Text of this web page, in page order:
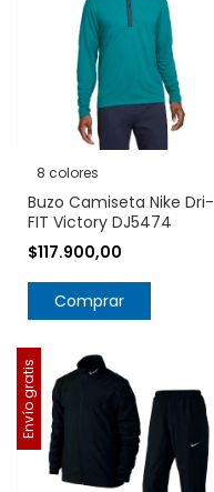
8 colores
Buzo Camiseta Nike Dri-
FIT Victory DJ5474
$117.900,00
Comprar
Envío gratis